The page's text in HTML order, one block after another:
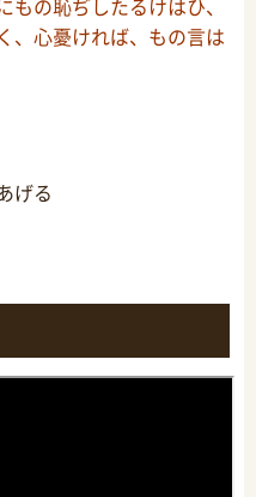
の恥ぢしたるけはひ、
、心憂ければ、もの言は
げる